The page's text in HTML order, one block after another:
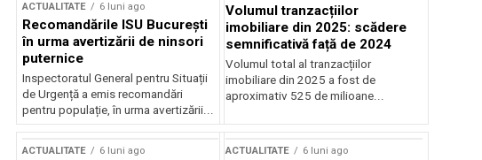
ACTUALITATE 6 luni ago
Recomandările ISU București
în urma avertizării de ninsori
puternice
Inspectoratul General pentru Situații
de Urgență a emis recomandări
pentru populație, în urma avertizării...
Volumul tranzacțiilor
imobiliare din 2025: scădere
semnificativă față de 2024
Volumul total al tranzacțiilor
imobiliare din 2025 a fost de
aproximativ 525 de milioane...
ACTUALITATE 6 luni ago ACTUALITATE 6 luni ago